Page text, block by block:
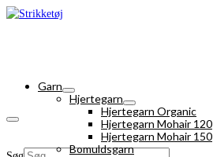
Garn
Hjertegarn
Hjertegarn Organic
Hjertegarn Mohair 120
Hjertegarn Mohair 150
Bomuldsgarn